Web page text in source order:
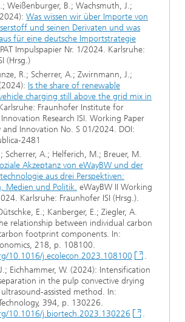
Weißenburger, B.; Wachsmuth, J.;
Was wissen wir über Importe von
und seinen Derivaten und was
für eine deutsche Importstrategie
Impulspapier Nr. 1/2024. Karlsruhe:
(Hrsg.)
R.; Scherrer, A.; Zwirnmann, J.;
Is the share of renewable
charging still above the grid mix in
Fraunhofer Institute for
Research ISI. Working Paper
and Innovation No. S 01/2024. DOI:
2481
Scherrer, A.; Helferich, M.; Breuer, M.
Akzeptanz von eWayBW und der
aus drei Perspektiven:
Medien und Politik. eWayBW II Working
Karlsruhe: Fraunhofer ISI (Hrsg.).
E.; Kanberger, E.; Ziegler, A.
relationship between individual carbon
footprint components. In:
218, p. 108100.
10.1016/j.ecolecon.2023.108100
.
Eichhammer, W. (2024): Intensification
in the pulp convective drying
assisted method. In:
394, p. 130226.
10.1016/j.biortech.2023.130226
.